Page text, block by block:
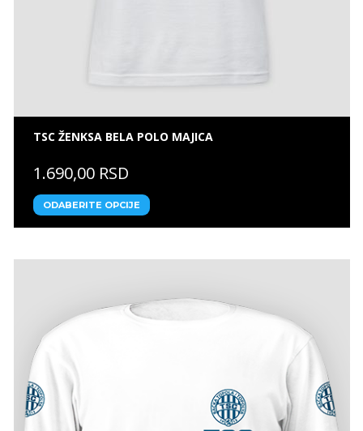
TSC ŽENKSA BELA POLO MAJICA
1.690,00 RSD
ODABERITE OPCIJE